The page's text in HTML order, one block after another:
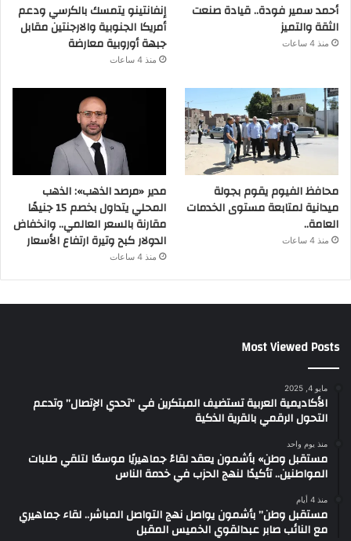
أحمد سمير فودة.. قيادة صنعت
الثقة والتميز
منذ 4 ساعات
إنفانتينو يتمسك بالكرسي ودعم
أمريكا الجنوبية والارجنتين مقابل
جبهة أوروبية معارضة
منذ 4 ساعات
محافظ الفيوم يقوم بجولة
ميدانية لمتابعة مستوى الخدمات
العامة..
منذ 4 ساعات
مدير «مرصد الذهب»: الذهب
المحلي يتداول بخصم 15 جنيهًا
مقارنة بالسعر العالمي.. وانخفاض
الدولار كبح وتيرة ارتفاع الأسعار
منذ 4 ساعات
Most Viewed Posts
مايو 4, 2025
الأكاديمية العربية تستضيف المبتكرين في “تحدي الإتصال” وتدعم
التحول الرقمي بالقرية الذكية
منذ يوم واحد
مستقبل وطن» بأشمون يعقد لقاءً جماهيريًا موسعًا لتلقي طلبات
المواطنين.. تأكيدًا لنهج الحزب في خدمة الناس
منذ 4 أيام
مستقبل وطن” بأشمون يواصل نهج التواصل المباشر.. لقاء جماهيري
مع النائب صابر عبدالقوي الخميس المقبل